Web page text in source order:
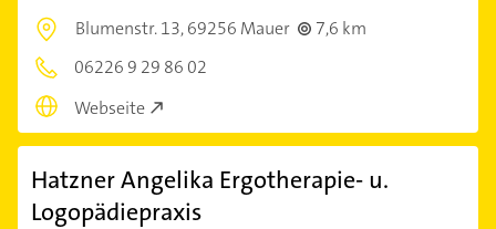
Blumenstr. 13,69256 Mauer
7,6 km
06226 9 29 86 02
Webseite
Hatzner Angelika Ergotherapie- u.
Logopädiepraxis